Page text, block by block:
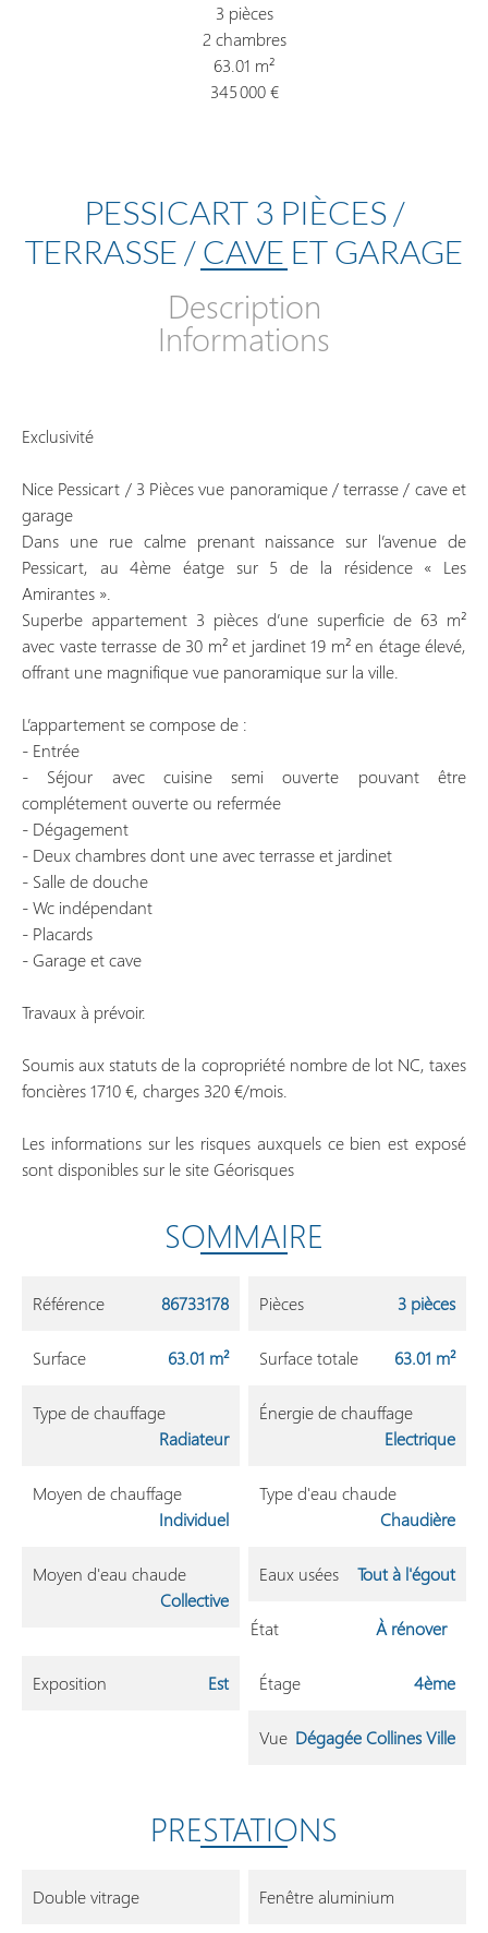
3 pièces
2 chambres
63.01 m²
345 000 €
PESSICART 3 PIÈCES /
TERRASSE / CAVE ET GARAGE
Description
Informations
Exclusivité
Nice Pessicart / 3 Pièces vue panoramique / terrasse / cave et
garage
Dans une rue calme prenant naissance sur l’avenue de
Pessicart, au 4ème éatge sur 5 de la résidence « Les
Amirantes ».
Superbe appartement 3 pièces d’une superficie de 63 m²
avec vaste terrasse de 30 m² et jardinet 19 m² en étage élevé,
offrant une magnifique vue panoramique sur la ville.
L’appartement se compose de :
- Entrée
- Séjour avec cuisine semi ouverte pouvant être
complétement ouverte ou refermée
- Dégagement
- Deux chambres dont une avec terrasse et jardinet
- Salle de douche
- Wc indépendant
- Placards
- Garage et cave
Travaux à prévoir.
Soumis aux statuts de la copropriété nombre de lot NC, taxes
foncières 1710 €, charges 320 €/mois.
Les informations sur les risques auxquels ce bien est exposé
sont disponibles sur le site Géorisques
SOMMAIRE
Référence 86733178 Pièces 3 pièces
Surface 63.01 m² Surface totale 63.01 m²
Type de chauffage
Radiateur
Énergie de chauffage
Electrique
Moyen de chauffage
Individuel
Type d'eau chaude
Chaudière
Moyen d'eau chaude
Collective
Eaux usées Tout à l'égout
État À rénover
Étage 4ème
Exposition Est
Vue Dégagée Collines Ville
PRESTATIONS
Double vitrage Fenêtre aluminium